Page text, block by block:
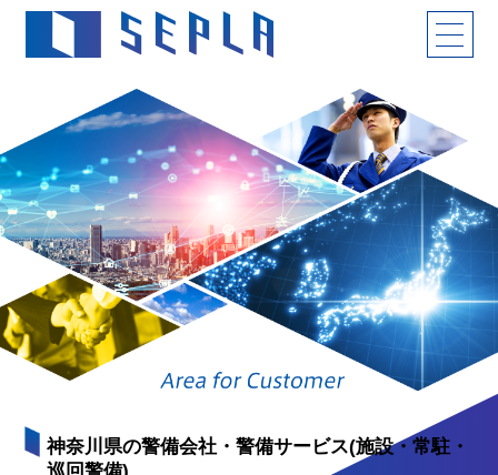
神奈川県の警備会社・警備サービス(施設・常駐・